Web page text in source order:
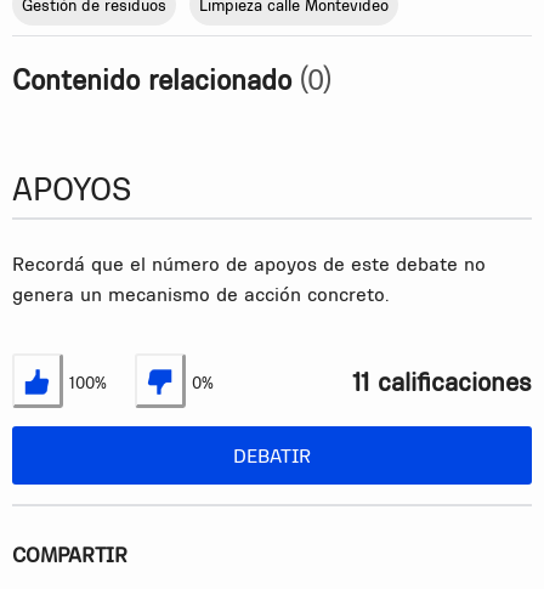
Gestión de residuos Limpieza calle Montevideo
Contenido relacionado (0)
APOYOS
Recordá que el número de apoyos de este debate no
genera un mecanismo de acción concreto.
Estoy de acuerdo
100%
No estoy de acuerdo
0% 11 calificaciones
DEBATIR
COMPARTIR